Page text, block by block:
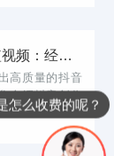
打造高质量抖音短视频：经验技巧来自创作服务平台
高质量的抖音
介绍抖音创作
验和技巧，帮
抖音创作者。
是什么？抖音
怎么收费的呢？